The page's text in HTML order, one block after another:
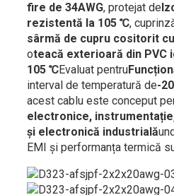
fire de 34AWG, protejat de
rezistentă la 105 ℃,
sârmă de cupru cositorit
oteacă exterioară din PVC
105 ℃Evaluat pentru
interval de temperatură de-
acest cablu este conceput
electronice,
și electronică industrială
EMI și performanța termică